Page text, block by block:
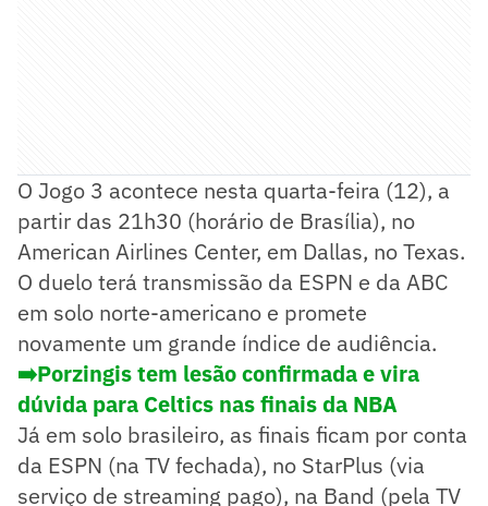
O Jogo 3 acontece nesta quarta-feira (12), a
partir das 21h30 (horário de Brasília), no
American Airlines Center, em Dallas, no Texas.
O duelo terá transmissão da ESPN e da ABC
em solo norte-americano e promete
novamente um grande índice de audiência.
➡️Porzingis tem lesão confirmada e vira
dúvida para Celtics nas finais da NBA
Já em solo brasileiro, as finais ficam por conta
da ESPN (na TV fechada), no StarPlus (via
serviço de streaming pago), na Band (pela TV